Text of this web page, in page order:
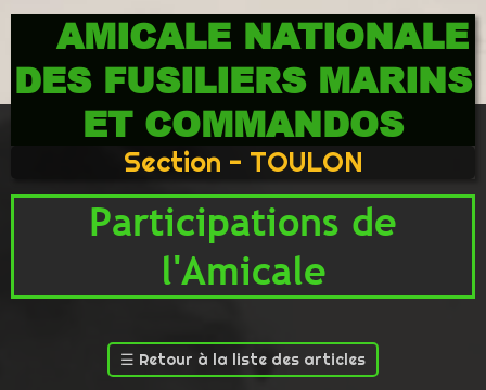
AMICALE NATIONALE
DES FUSILIERS MARINS
ET COMMANDOS
Section - TOULON
Participations de
l'Amicale
☰ Retour à la liste des articles